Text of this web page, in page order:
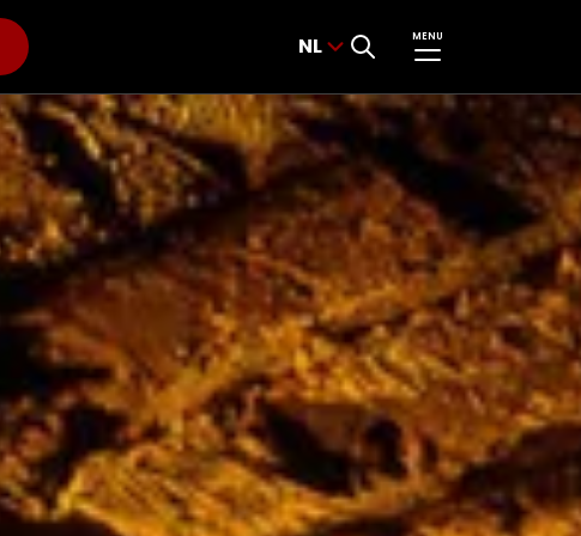
NL MENU